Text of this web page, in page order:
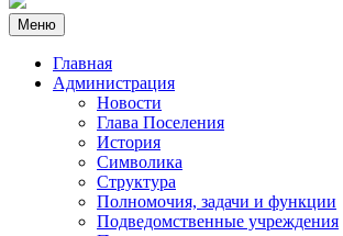
Меню
Главная
Администрация
Новости
Глава Поселения
История
Символика
Структура
Полномочия, задачи и функции
Подведомственные учреждения